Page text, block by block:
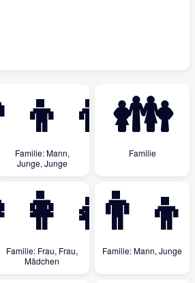
Familie: Mann,
Junge, Junge
👪
Familie
Familie: Frau, Frau,
Mädchen
👨‍👦
Familie: Mann, Junge